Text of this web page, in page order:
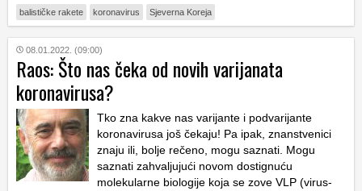
balističke rakete koronavirus Sjeverna Koreja
08.01.2022. (09:00)
Raos: Što nas čeka od novih varijanata
koronavirusa?
Tko zna kakve nas varijante i podvarijante
koronavirusa još čekaju! Pa ipak, znanstvenici
znaju ili, bolje rečeno, mogu saznati. Mogu
saznati zahvaljujući novom dostignuću
molekularne biologije koja se zove VLP (virus-